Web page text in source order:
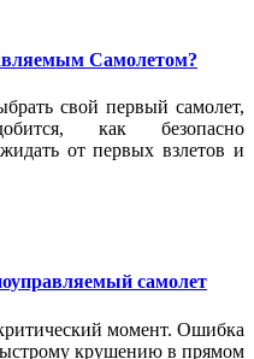
Самолетом?
свой первый самолет,
как безопасно
от первых взлетов и
самолет
момент. Ошибка
крушению в прямом